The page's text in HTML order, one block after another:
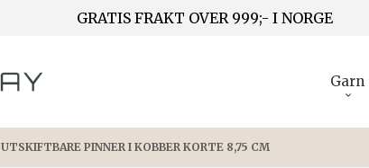
GRATIS FRAKT OVER 999;- I NORGE
Garn
PINNER I KOBBER KORTE 8,75 CM